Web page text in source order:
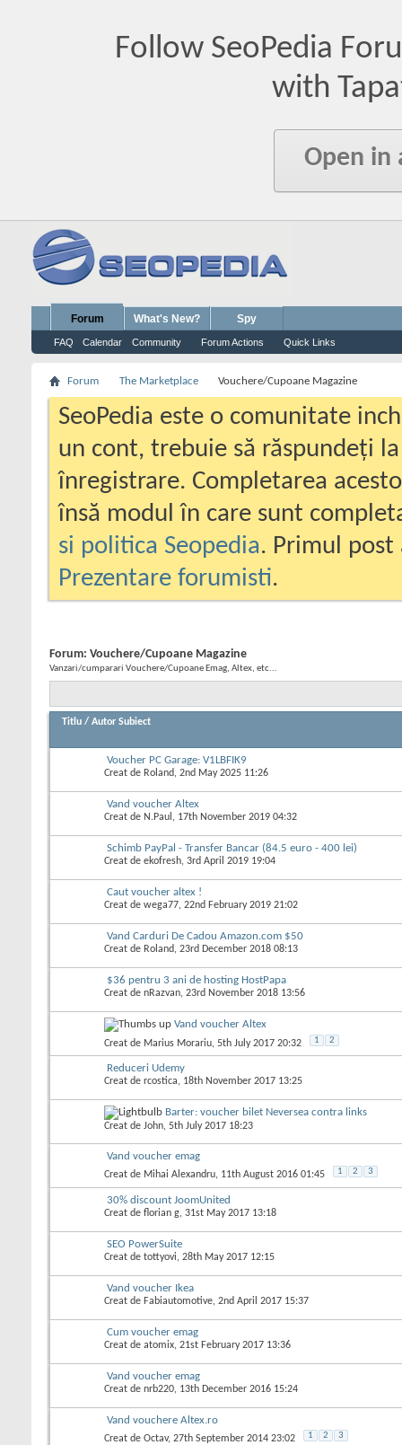
Follow SeoPedia
with
Open in
Forum
FAQ Calendar Community Forum Actions Quick Links
What's New? Spy
Forum The Marketplace Vouchere/Cupoane Magazine
SeoPedia este o comunitate
un cont, trebuie să răspundeți
înregistrare. Completarea
însă modul în care sunt
si politica Seopedia. Primul
Prezentare forumisti.
Forum: Vouchere/Cupoane Magazine
Vanzari/cumparari Vouchere/Cupoane Emag, Altex, etc...
Titlu / Autor Subiect
Voucher PC Garage: V1LBFIK9
Creat de Roland, 2nd May 2025 11:26
Vand voucher Altex
Creat de N.Paul , 17th November 2019 04:32
Schimb PayPal - Transfer Bancar (84.5 euro - 400 lei)
Creat de ekofresh, 3rd April 2019 19:04
Caut voucher altex !
Creat de wega77, 22nd February 2019 21:02
Vand Carduri De Cadou Amazon.com $50
Creat de Roland, 23rd December 2018 08:13
$36 pentru 3 ani de hosting HostPapa
Creat de nRazvan, 23rd November 2018 13:56
Vand voucher Altex
Creat de Marius Morariu, 5th July 2017 20:32 1 2
Reduceri Udemy
Creat de rcostica, 18th November 2017 13:25
Barter: voucher bilet Neversea contra links
Creat de John, 5th July 2017 18:23
Vand voucher emag
Creat de Mihai Alexandru, 11th August 2016 01:45 1 2 3
30% discount JoomUnited
Creat de florian g, 31st May 2017 13:18
SEO PowerSuite
Creat de tottyovi, 28th May 2017 12:15
Vand voucher Ikea
Creat de Fabiautomotive, 2nd April 2017 15:37
Cum voucher emag
Creat de atomix, 21st February 2017 13:36
Vand voucher emag
Creat de nrb220, 13th December 2016 15:24
Vand vouchere Altex.ro
Creat de Octav, 27th September 2014 23:02 1 2 3